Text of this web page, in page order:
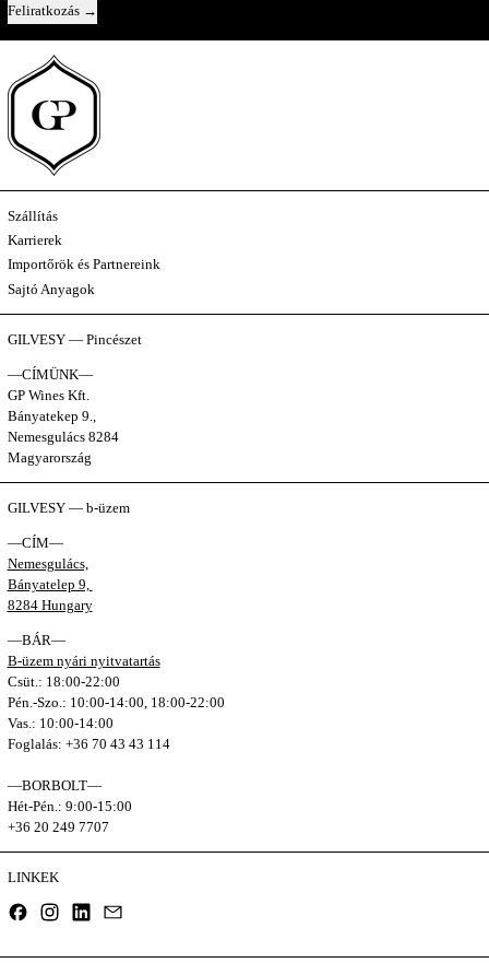
Feliratkozás
Szállítás
Karrierek
Importőrök és Partnereink
Sajtó Anyagok
GILVESY — Pincészet
—CÍMÜNK—
GP Wines Kft.
Bányatekep 9.,
Nemesgulács 8284
Magyarország
GILVESY — b-üzem
—CÍM—
Nemesgulács,
Bányatelep 9,
8284 Hungary
—BÁR—
B-üzem nyári nyitvatartás
Csüt.: 18:00-22:00
Pén.-Szo.: 10:00-14:00, 18:00-22:00
Vas.: 10:00-14:00
Foglalás: +36 70 43 43 114
—BORBOLT—
Hét-Pén.: 9:00-15:00
+36 20 249 7707
LINKEK
FacebookInstagramLinkedIn